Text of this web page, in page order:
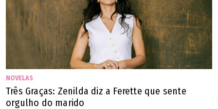
NOVELAS
Três Graças: Zenilda diz a Ferette que sente
orgulho do marido